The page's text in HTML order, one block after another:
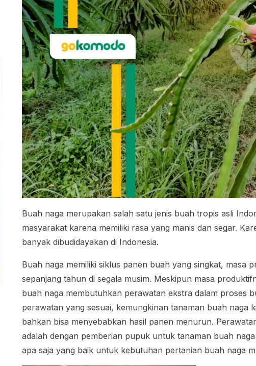
Buah naga merupakan salah satu jenis buah tropis asli
masyarakat karena memiliki rasa yang manis dan segar.
banyak dibudidayakan di Indonesia.
Buah naga memiliki siklus panen buah yang singkat, masa
sepanjang tahun di segala musim. Meskipun masa
buah naga membutuhkan perawatan ekstra dalam proses
perawatan yang sesuai, kemungkinan tanaman buah naga
bahkan bisa menyebabkan hasil panen menurun.
adalah dengan pemberian pupuk untuk tanaman buah
apa saja yang baik untuk kebutuhan pertanian buah naga